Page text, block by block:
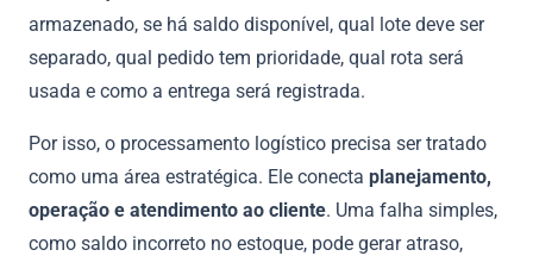
armazenado, se há saldo disponível, qual lote deve ser
separado, qual pedido tem prioridade, qual rota será
usada e como a entrega será registrada.
Por isso, o processamento logístico precisa ser tratado
como uma área estratégica. Ele conecta planejamento,
operação e atendimento ao cliente. Uma falha simples,
como saldo incorreto no estoque, pode gerar atraso,